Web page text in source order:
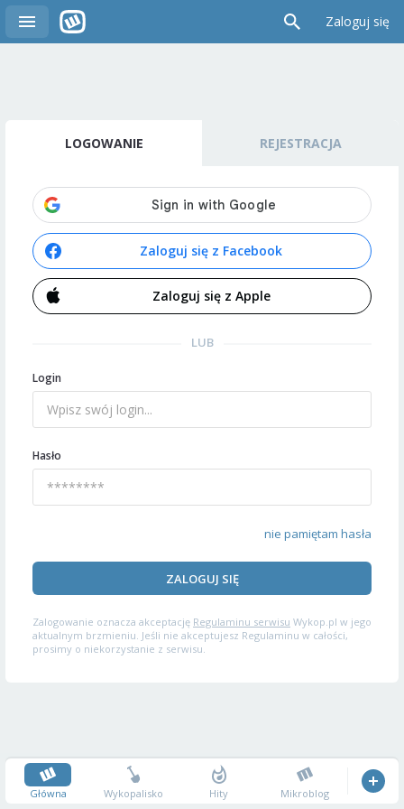
Zaloguj się
LOGOWANIE REJESTRACJA
Zaloguj się z Facebook
Zaloguj się z Apple
LUB
Login
Hasło
nie pamiętam hasła
ZALOGUJ SIĘ
Zalogowanie oznacza akceptację Regulaminu serwisu Wykop.pl w jego
aktualnym brzmieniu. Jeśli nie akceptujesz Regulaminu w całości,
prosimy o niekorzystanie z serwisu.
Główna Wykopalisko Hity Mikroblog